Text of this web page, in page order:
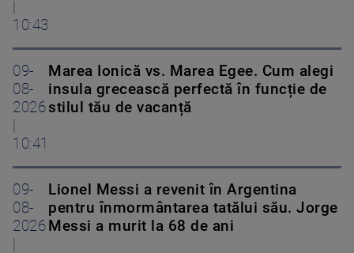
10:43
09-
08-
2026
10:41
Marea Ionică vs. Marea Egee. Cum alegi
insula grecească perfectă în funcție de
stilul tău de vacanță
09-
08-
2026
Lionel Messi a revenit în Argentina
pentru înmormântarea tatălui său. Jorge
Messi a murit la 68 de ani